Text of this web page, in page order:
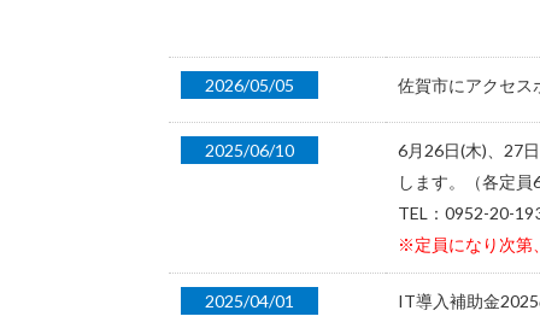
2026/05/05 佐賀市にアクセス
2025/06/10
6月26日(木)、27
します。（各定
TEL：0952-20-
※定員になり次第
2025/04/01 IT導入補助金